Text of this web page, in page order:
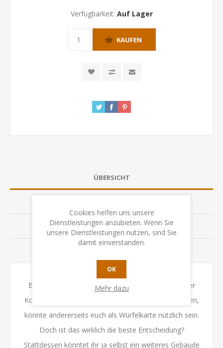
Verfügbarkeit: Auf Lager
KAUFEN
ÜBERSICHT
BEWERTUNGEN
Behaltet im Spiel stets die Aktionen und Pläne eurer
Kontrahenten im Blick: Was sie gerne bauen möchten,
könnte andererseits euch als Würfelkarte nützlich sein.
Doch ist das wirklich die beste Entscheidung?
Stattdessen könntet ihr ja selbst ein weiteres Gebäude
Cookies helfen uns unsere
Dienstleistungen anzubieten. Wenn Sie
unsere Dienstleistungen nutzen, sind Sie
damit einverstanden.
OK
Mehr dazu